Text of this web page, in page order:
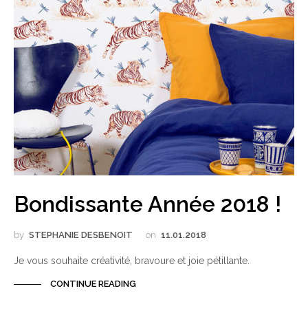
Bondissante Année 2018 !
by STEPHANIE DESBENOIT on 11.01.2018
Je vous souhaite créativité, bravoure et joie pétillante.
CONTINUE READING